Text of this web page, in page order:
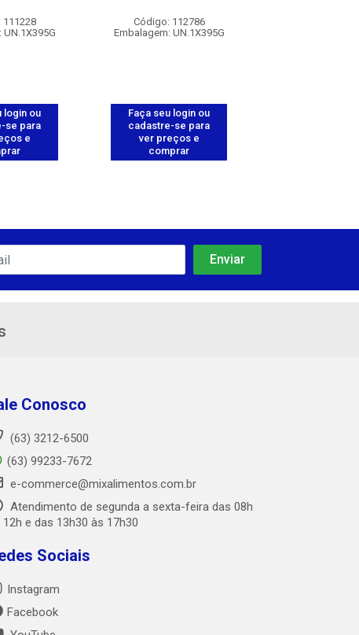
login ou
se para
e
Código: 112786
Embalagem: UN.1X395G
Faça seu login ou
cadastre-se para
ver preços e
comprar
Conosco
(63) 3212-6500
(63) 99233-7672
e-commerce@mixalimentos.com.br
Atendimento de segunda a sexta-feira das 08h
12h e das 13h30 às 17h30
Sociais
Instagram
Facebook